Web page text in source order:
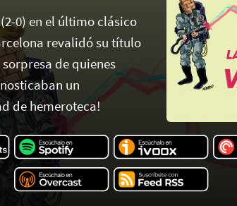
0) en el último clásico
revalidó su título
de quienes
un
de hemeroteca!